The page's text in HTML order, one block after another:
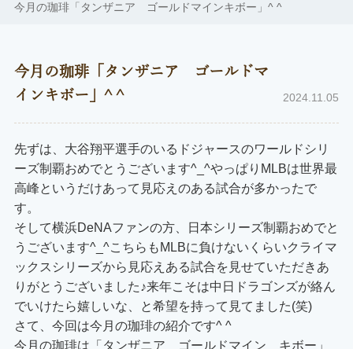
今月の珈琲「タンザニア ゴールドマインキボー」^ ^
今月の珈琲「タンザニア ゴールドマ
インキボー」^ ^
2024.11.05
先ずは、大谷翔平選手のいるドジャースのワールドシリ
ーズ制覇おめでとうございます^_^やっぱりMLBは世界最
高峰というだけあって見応えのある試合が多かったで
す。
そして横浜DeNAファンの方、日本シリーズ制覇おめでと
うございます^_^こちらもMLBに負けないくらいクライマ
ックスシリーズから見応えある試合を見せていただきあ
りがとうございました♪来年こそは中日ドラゴンズが絡ん
でいけたら嬉しいな、と希望を持って見てました(笑)
さて、今回は今月の珈琲の紹介です^ ^
今月の珈琲は「タンザニア ゴールドマイン キボー」